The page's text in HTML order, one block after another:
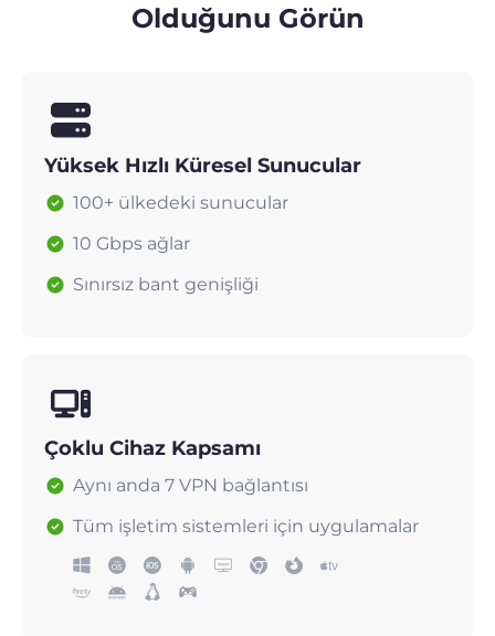
Olduğunu Görün
Yüksek Hızlı Küresel Sunucular
100+ ülkedeki sunucular
10 Gbps ağlar
Sınırsız bant genişliği
Çoklu Cihaz Kapsamı
Aynı anda 7 VPN bağlantısı
Tüm işletim sistemleri için uygulamalar